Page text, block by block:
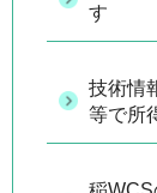
す
技術情
等で所